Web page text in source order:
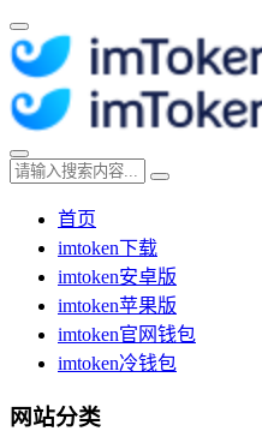
首页
imtoken下载
imtoken安卓版
imtoken苹果版
imtoken官网钱包
imtoken冷钱包
网站分类